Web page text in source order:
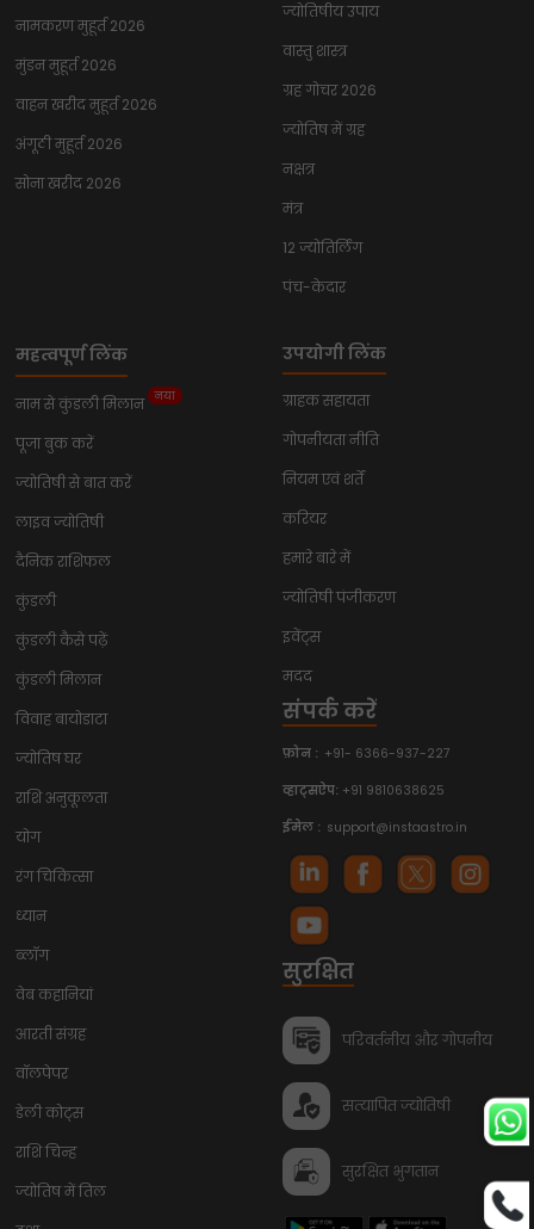
नामकरण मुहूर्त 2026
मुंडन मुहूर्त 2026
वाहन खरीद मुहूर्त 2026
अंगूठी मुहूर्त 2026
सोना खरीद 2026
ज्योतिषीय उपाय
वास्तु शास्त्र
ग्रह गोचर 2026
ज्योतिष में ग्रह
नक्षत्र
मंत्र
12 ज्योतिर्लिंग
पंच-केदार
महत्वपूर्ण लिंक
नाम से कुंडली मिलान नया
पूजा बुक करें
ज्योतिषी से बात करें
लाइव ज्योतिषी
दैनिक राशिफल
कुंडली
कुंडली कैसे पढ़ें
कुंडली मिलान
विवाह बायोडाटा
ज्योतिष घर
राशि अनुकूलता
योग
रंग चिकित्सा
ध्यान
ब्लॉग
वेब कहानियां
आरती संग्रह
वॉलपेपर
डेली कोट्स
राशि चिन्ह
ज्योतिष में तिल
उपयोगी लिंक
ग्राहक सहायता
गोपनीयता नीति
नियम एवं शर्तें
करियर
हमारे बारे में
ज्योतिषी पंजीकरण
इवेंट्स
मदद
संपर्क करें
फ़ोन : +91- 6366-937-227
व्हाट्सऐप: +91 9810638625
ईमेल : support@instaastro.in
सुरक्षित
परिवर्तनीय और गोपनीय
सत्यापित ज्योतिषी
सुरक्षित भुगतान